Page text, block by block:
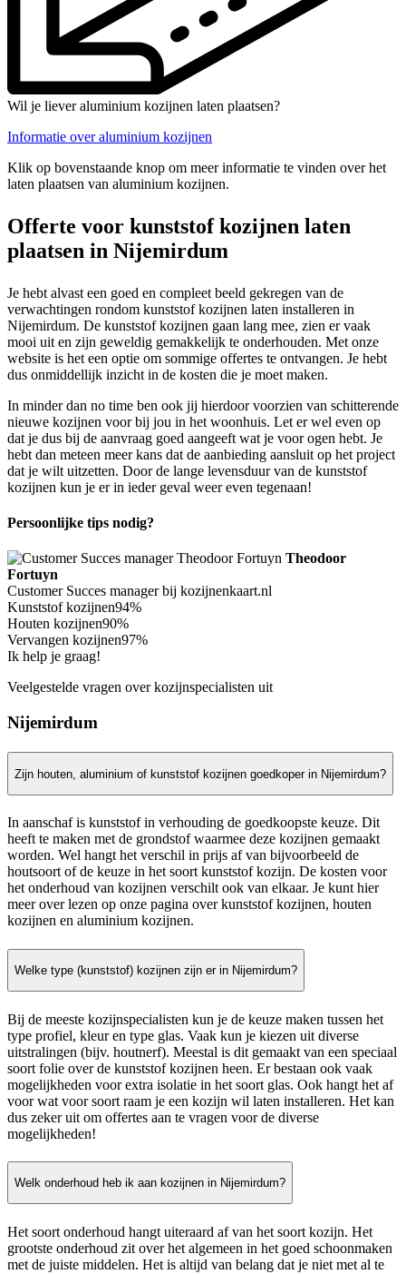
Wil je liever aluminium kozijnen laten plaatsen?
Informatie over aluminium kozijnen
Klik op bovenstaande knop om meer informatie te vinden over het
laten plaatsen van aluminium kozijnen.
Offerte voor kunststof kozijnen laten
plaatsen in Nijemirdum
Je hebt alvast een goed en compleet beeld gekregen van de
verwachtingen rondom kunststof kozijnen laten installeren in
Nijemirdum. De kunststof kozijnen gaan lang mee, zien er vaak
mooi uit en zijn geweldig gemakkelijk te onderhouden. Met onze
website is het een optie om sommige offertes te ontvangen. Je hebt
dus onmiddellijk inzicht in de kosten die je moet maken.
In minder dan no time ben ook jij hierdoor voorzien van schitterende
nieuwe kozijnen voor bij jou in het woonhuis. Let er wel even op
dat je dus bij de aanvraag goed aangeeft wat je voor ogen hebt. Je
hebt dan meteen meer kans dat de aanbieding aansluit op het project
dat je wilt uitzetten. Door de lange levensduur van de kunststof
kozijnen kun je er in ieder geval weer even tegenaan!
Persoonlijke tips nodig?
Theodoor
Fortuyn
Customer Succes manager bij kozijnenkaart.nl
Kunststof kozijnen94%
Houten kozijnen90%
Vervangen kozijnen97%
Ik help je graag!
Veelgestelde vragen over kozijnspecialisten uit
Nijemirdum
Zijn houten, aluminium of kunststof kozijnen goedkoper in Nijemirdum?
In aanschaf is kunststof in verhouding de goedkoopste keuze. Dit
heeft te maken met de grondstof waarmee deze kozijnen gemaakt
worden. Wel hangt het verschil in prijs af van bijvoorbeeld de
houtsoort of de keuze in het soort kunststof kozijn. De kosten voor
het onderhoud van kozijnen verschilt ook van elkaar. Je kunt hier
meer over lezen op onze pagina over kunststof kozijnen, houten
kozijnen en aluminium kozijnen.
Welke type (kunststof) kozijnen zijn er in Nijemirdum?
Bij de meeste kozijnspecialisten kun je de keuze maken tussen het
type profiel, kleur en type glas. Vaak kun je kiezen uit diverse
uitstralingen (bijv. houtnerf). Meestal is dit gemaakt van een speciaal
soort folie over de kunststof kozijnen heen. Er bestaan ook vaak
mogelijkheden voor extra isolatie in het soort glas. Ook hangt het af
voor wat voor soort raam je een kozijn wil laten installeren. Het kan
dus zeker uit om offertes aan te vragen voor de diverse
mogelijkheden!
Welk onderhoud heb ik aan kozijnen in Nijemirdum?
Het soort onderhoud hangt uiteraard af van het soort kozijn. Het
grootste onderhoud zit over het algemeen in het goed schoonmaken
met de juiste middelen. Het is altijd van belang dat je niet met al te